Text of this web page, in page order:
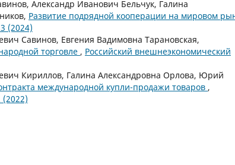
Александр Иванович Бельчук, Галина
Развитие подрядной кооперации на мировом
(2024)
Савинов, Евгения Вадимовна Тарановская,
торговле , Российский внешнеэкономический
Кириллов, Галина Александровна Орлова, Юрий
международной купли-продажи товаров ,